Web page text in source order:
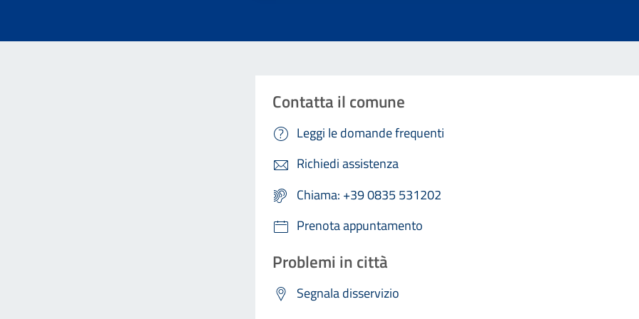
Contatta il comune
Leggi le domande frequenti
Richiedi assistenza
Chiama: +39 0835 531202
Prenota appuntamento
Problemi in città
Segnala disservizio